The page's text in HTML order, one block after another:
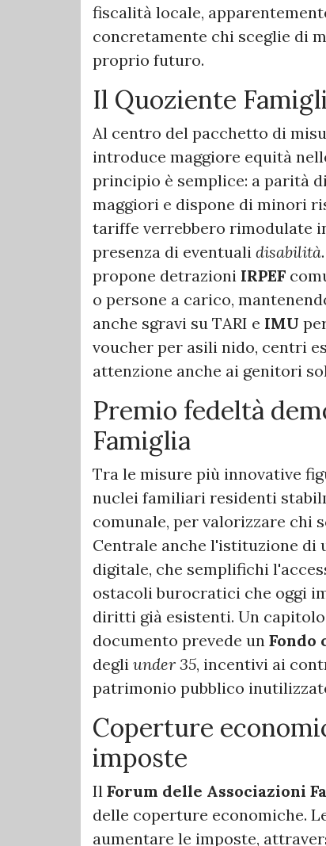
fiscalità locale,
concretamente chi sceglie di
proprio futuro.
Il Quoziente
Al centro del pacchetto di
introduce maggiore equità
principio è semplice: a parità
maggiori e dispone di minori
tariffe verrebbero rimodulate
presenza di eventuali disabilità
propone detrazioni IRPEF
o persone a carico,
anche sgravi su TARI e IMU
voucher per asili nido, centri
attenzione anche ai genitori
Premio fedeltà
Famiglia
Tra le misure più innovative
nuclei familiari residenti
comunale, per valorizzare chi
Centrale anche l'istituzione di
digitale, che semplifichi
ostacoli burocratici che oggi
diritti già esistenti. Un
documento prevede un Fondo
degli under 35, incentivi ai
patrimonio pubblico
Coperture
imposte
Il Forum delle Associazioni
delle coperture economiche.
aumentare le imposte,